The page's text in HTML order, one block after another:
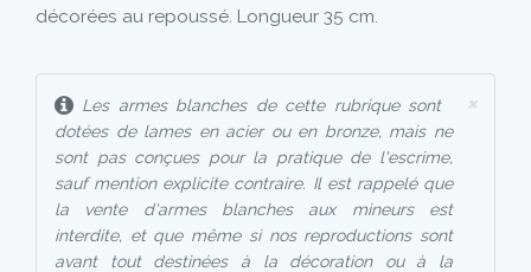
décorées au repoussé. Longueur 35 cm.
×
Les armes blanches de cette rubrique sont
dotées de lames en acier ou en bronze, mais ne
sont pas conçues pour la pratique de l'escrime,
sauf mention explicite contraire. Il est rappelé que
la vente d'armes blanches aux mineurs est
interdite, et que même si nos reproductions sont
avant tout destinées à la décoration ou à la